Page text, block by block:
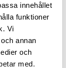
innehållet
funktioner
Vi
annan
och
med.
utspädd
Använd
Arbeta